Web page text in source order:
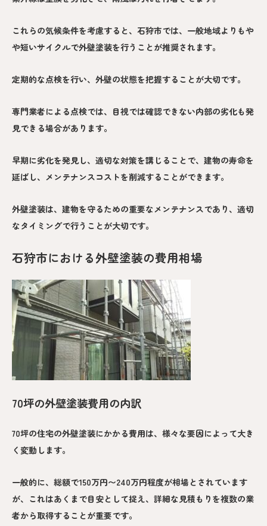
これらの気候条件を考慮すると、石狩市では、一般地域よりもや
や短いサイクルで外壁塗装を行うことが推奨されます。
定期的な点検を行い、外壁の状態を把握することが大切です。
専門業者による点検では、目視では確認できない内部の劣化も発
見できる場合があります。
早期に劣化を発見し、適切な対策を講じることで、建物の寿命を
延ばし、メンテナンスコストを削減することができます。
外壁塗装は、建物を守るための重要なメンテナンスであり、適切
なタイミングで行うことが大切です。
石狩市における外壁塗装の費用相場
70坪の外壁塗装費用の内訳
70坪の住宅の外壁塗装にかかる費用は、様々な要因によって大き
く変動します。
一般的に、総額で150万円〜240万円程度が相場とされています
が、これはあくまで目安として捉え、詳細な見積もりを複数の業
者から取得することが重要です。